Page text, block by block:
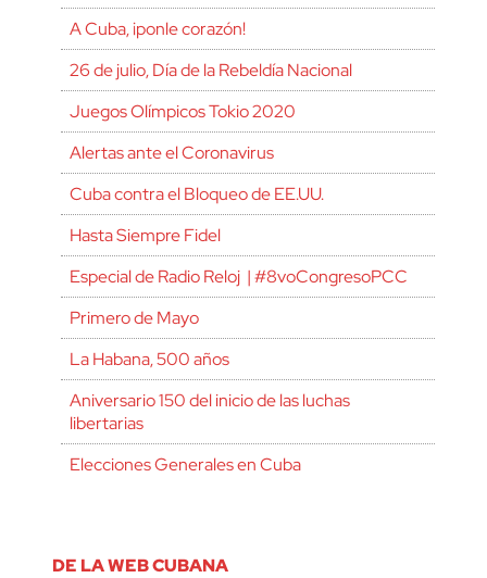
A Cuba, ¡ponle corazón!
26 de julio, Día de la Rebeldía Nacional
Juegos Olímpicos Tokio 2020
Alertas ante el Coronavirus
Cuba contra el Bloqueo de EE.UU.
Hasta Siempre Fidel
Especial de Radio Reloj | #8voCongresoPCC
Primero de Mayo
La Habana, 500 años
Aniversario 150 del inicio de las luchas
libertarias
Elecciones Generales en Cuba
DE LA WEB CUBANA